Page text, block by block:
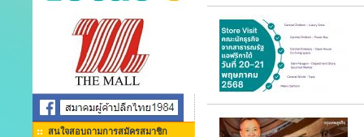
สนใจสอบถามการสมัครสมาชิก